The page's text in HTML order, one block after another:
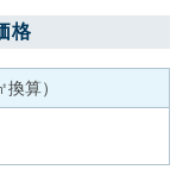
格
算）